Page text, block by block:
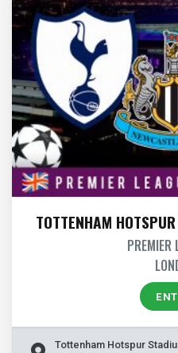
TOTTENHAM
PREMIER
Tottenham Hotspur